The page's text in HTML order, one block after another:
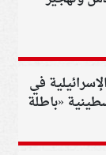
في
«باطلة